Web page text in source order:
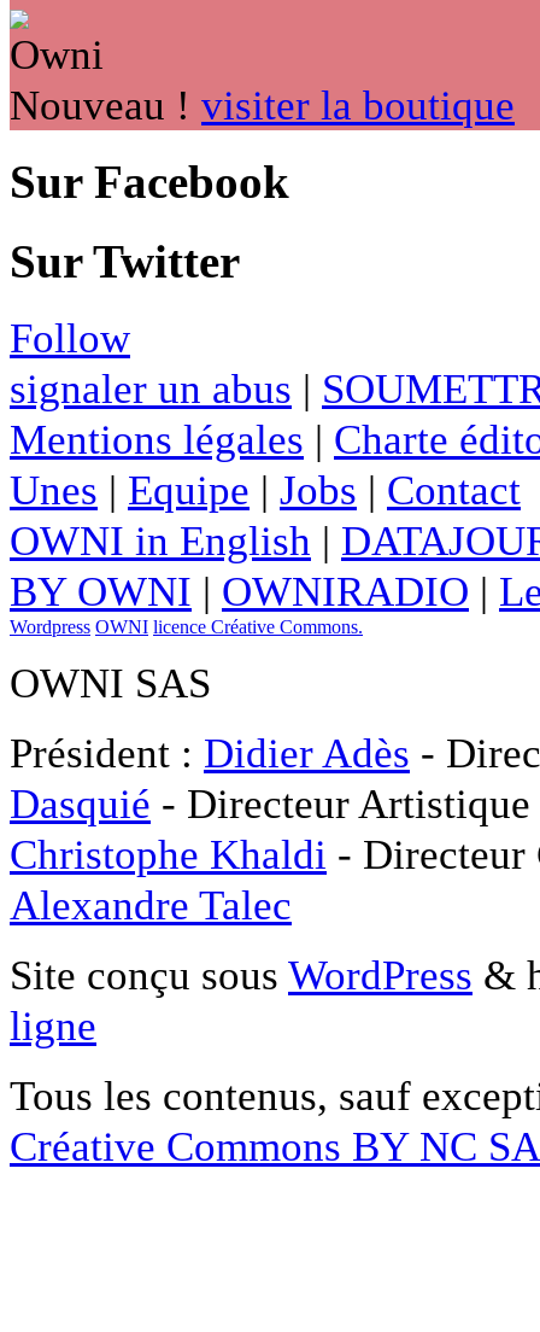
Nouveau ! visiter la boutique
Sur Facebook
Sur Twitter
Follow
signaler un abus |
Mentions légales | Charte
Unes | Equipe | Jobs | Contact
OWNI in English |
BY OWNI | OWNIRADIO |
Wordpress OWNI licence Créative Commons.
OWNI SAS
Président : Didier Adès -
Dasquié - Directeur
Christophe Khaldi -
Alexandre Talec
Site conçu sous WordPress &
ligne
Tous les contenus, sauf
Créative Commons BY NC SA